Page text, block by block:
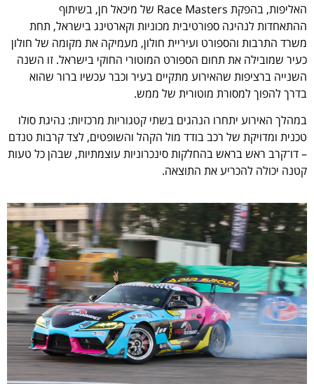
האליפות, בהפקת Race Masters של מיכאל חן, בשיתוף
ההתאחדות לנהיגה ספורטיבית מכוניות וקארטינג בישראל, תחת
משרד התרבות והספורט ועיריית חולון, מעמיקה את מקומה של חולון
כעיר שמובילה את תחום הספורט המוטורי החוקי בישראל. זו השנה
השנייה ברציפות שהאירוע מתקיים בעיר וכבר עכשיו ברור שהוא
בדרך להפוך למסורת מוטורית של ממש.
במהלך האירוע יתחרו הנהגים בשתי קטגוריות מרכזיות: נהיגת סולו
טכנית ומדויקת של רכב בודד מול הקהל והשופטים, לצד קרבות טנדם
– דו־קרב ראש בראש בהחלקות סינכרוניות עוצמתיות, שבהן כל טעות
קטנה יכולה להכריע את התוצאה.